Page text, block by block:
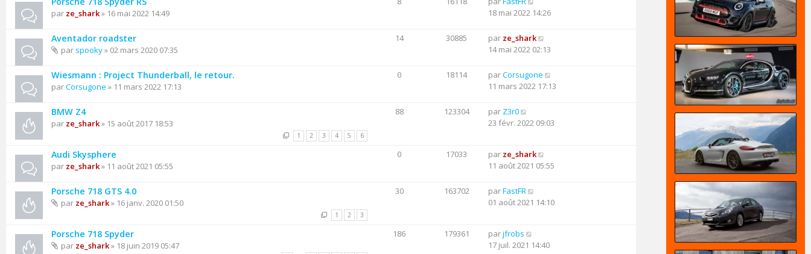
par ze_shark» 16 mai 2022 14:49
18 mai 2022 14:26
Aventador roadster
par spooky» 02 mars 2020 07:35
14 30885 par ze_shark
14 mai 2022 02:13
Wiesmann : Project Thunderball, le retour.
parCorsugone » 11 mars 2022 17:13
0 18114 parCorsugone
11 mars 2022 17:13
BMW Z4
par ze_shark» 15 août 2017 18:53
1 2 3 4 5 6
88 123304 par Z3r0
23 févr. 2022 09:03
Audi Skysphere
par ze_shark» 11 août 2021 05:55
0 17033 par ze_shark
11 août 2021 05:55
Porsche 718 GTS 4.0
par ze_shark» 16 janv. 2020 01:50
1 2 3
30 163702 parFastFR
01 août 2021 14:10
Porsche 718 Spyder
par ze_shark» 18 juin 2019 05:47
186 179361 parjfrobs
17 juil. 2021 14:40